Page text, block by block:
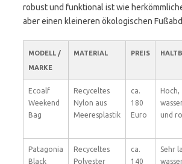
robust und funktional ist wie
aber einen kleineren ökologischen
MODELL /
MARKE
MATERIAL PREIS
Ecoalf
Weekend
Bag
Recyceltes
Nylon aus
Meeresplastik
ca.
180
Euro
Hoch,
und
Patagonia
Black
Recyceltes
Polyester
ca.
140
Sehr